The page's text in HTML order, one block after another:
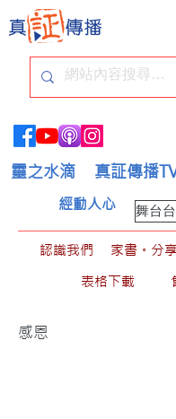
靈之水滴 真証傳播
舞台
經動人心
認識我們 家書。分享
表格下載
感恩